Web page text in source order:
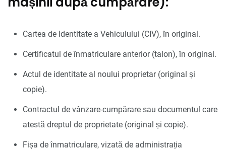
Cartea de Identitate a Vehiculului (CIV), în original.
Certificatul de înmatriculare anterior (talon), în original.
Actul de identitate al noului proprietar (original și
copie).
Contractul de vânzare-cumpărare sau documentul care
atestă dreptul de proprietate (original și copie).
Fișa de înmatriculare, vizată de administrația